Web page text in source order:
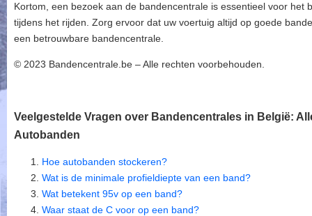
Kortom, een bezoek aan de bandencentrale is essentieel voor het
tijdens het rijden. Zorg ervoor dat uw voertuig altijd op goede
een betrouwbare bandencentrale.
© 2023 Bandencentrale.be – Alle rechten voorbehouden.
Veelgestelde Vragen over Bandencentrales in België:
Autobanden
Hoe autobanden stockeren?
Wat is de minimale profieldiepte van een band?
Wat betekent 95v op een band?
Waar staat de C voor op een band?